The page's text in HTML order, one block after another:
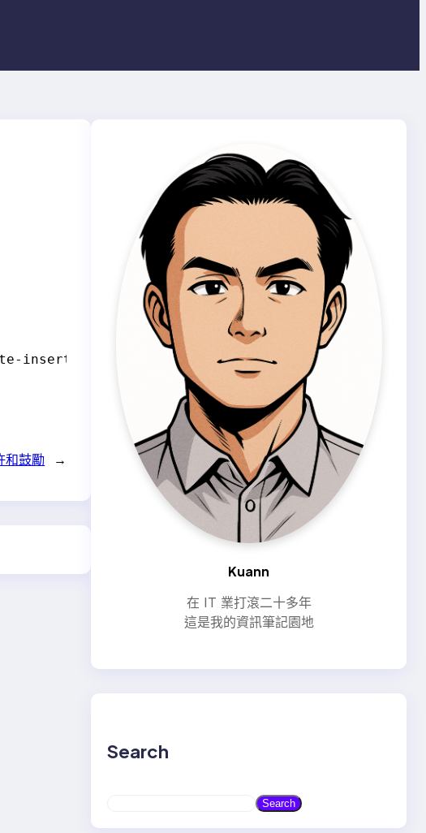
insert --routines --triggers --single-
和鼓勵 →
Kuann
在 IT 業打滾二十多年
這是我的資訊筆記園地
Search
Search